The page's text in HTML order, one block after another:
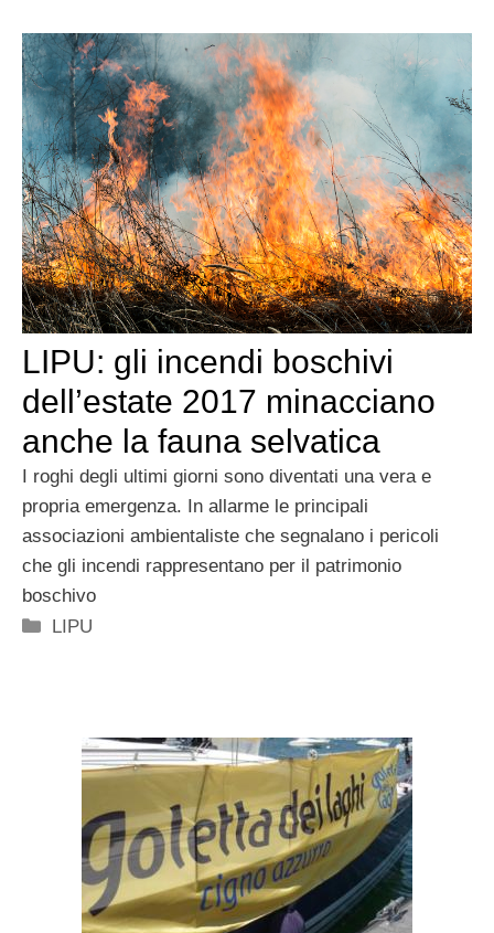
LIPU: gli incendi boschivi
dell’estate 2017 minacciano
anche la fauna selvatica
I roghi degli ultimi giorni sono diventati una vera e
propria emergenza. In allarme le principali
associazioni ambientaliste che segnalano i pericoli
che gli incendi rappresentano per il patrimonio
boschivo
Categorie
LIPU